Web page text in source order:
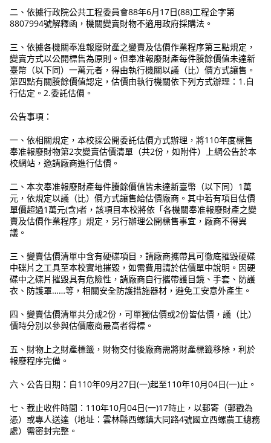
二、依據行政院公共工程委員會88年6月17日(88)工程企字第
8807994號解釋函，機關變賣財物不適用政府採購法。
三、依據各機關奉准報廢財產之變賣及估價作業程序第三點規定，
變賣方式以公開標售為原則。但奉准報廢財產每件賸餘價值未達新
臺幣（以下同）一萬元者，得由執行機關以議（比）價方式讓售。
第四點有關賸餘價值認定，估價由執行機關依下列方式辦理：1.自
行估定。2.委託估價。
公告事項：
一、依相關規定，本校採公開委託估價方式辦理，將110年度標售
奉准報廢財物第2次變賣估價清單（共2份，如附件）上網公告於本
校網站，邀請廠商進行估價。
二、本次奉准報廢財產每件賸餘價值皆未達新臺幣（以下同）1萬
元，依規定以議（比）價方式讓售給估價廠商。其中若有項目估價
單價超過1萬元(含)者，該項目本校將依「各機關奉准報廢財產之變
賣及估價作業程序」規定，另行辦理公開標售事宜，廠商不得異
議。
三、變賣估價清單中含有硬碟項目，請廠商攜帶具可徹底摧毀硬碟
中碟片之工具至本校實地摧毀，如需費用請於估價單中說明。因硬
碟中之碟片摧毀具有危險性，請廠商自行攜帶護目鏡、手套、防護
衣、防護罩……等，相關安全防護措施器材，避免工安意外產生。
四、變賣估價清單共分成2份，可單獨估價或2份皆估價，議（比）
價時分別以參與估價廠商最高者得標。
五、財物上之財產標籤，財物交付後廠商需將財產標籤移除，利於
報廢程序完備。
六、公告日期：自110年09月27日(一)起至110年10月04日(一)止。
七、截止收件時間：110年10月04日(一)17時止，以郵寄（郵戳為
憑）或專人送達（地址：雲林縣西螺鎮大同路4號國立西螺農工總務
處）需密封完整。